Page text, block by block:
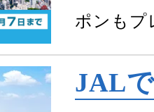
ポンもプ
JAL